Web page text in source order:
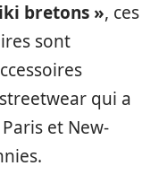
bretons », ces
sont
qui a
et New-